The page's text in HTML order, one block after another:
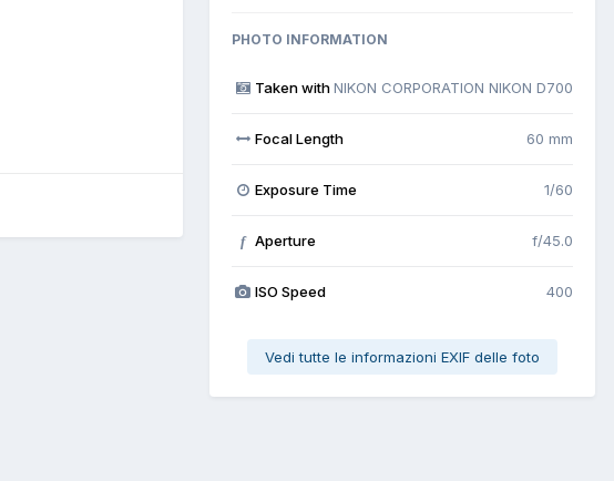
PHOTO INFORMATION
Taken with NIKON CORPORATION NIKON D700
Focal Length 60 mm
Exposure Time 1/60
f Aperture f/45.0
ISO Speed 400
Vedi tutte le informazioni EXIF delle foto